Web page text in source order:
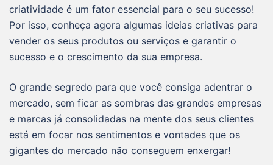
criatividade é um fator essencial para o seu sucesso!
Por isso, conheça agora algumas ideias criativas para
vender os seus produtos ou serviços e garantir o
sucesso e o crescimento da sua empresa.
O grande segredo para que você consiga adentrar o
mercado, sem ficar as sombras das grandes empresas
e marcas já consolidadas na mente dos seus clientes
está em focar nos sentimentos e vontades que os
gigantes do mercado não conseguem enxergar!